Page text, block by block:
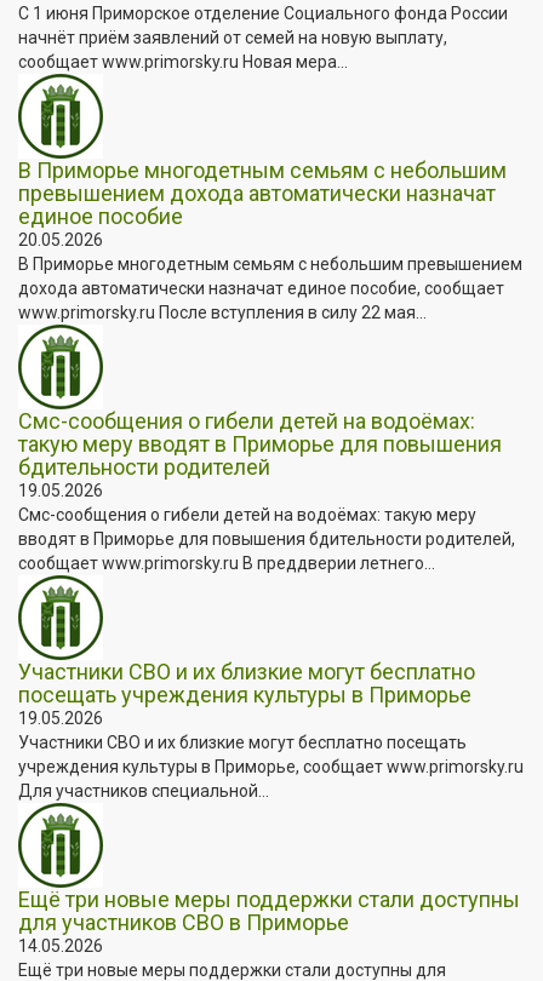
С 1 июня Приморское отделение Социального фонда России
начнёт приём заявлений от семей на новую выплату,
сообщает www.primorsky.ru Новая мера...
В Приморье многодетным семьям с небольшим
превышением дохода автоматически назначат
единое пособие
20.05.2026
В Приморье многодетным семьям с небольшим превышением
дохода автоматически назначат единое пособие, сообщает
www.primorsky.ru После вступления в силу 22 мая...
Смс-сообщения о гибели детей на водоёмах:
такую меру вводят в Приморье для повышения
бдительности родителей
19.05.2026
Смс-сообщения о гибели детей на водоёмах: такую меру
вводят в Приморье для повышения бдительности родителей,
сообщает www.primorsky.ru В преддверии летнего...
Участники СВО и их близкие могут бесплатно
посещать учреждения культуры в Приморье
19.05.2026
Участники СВО и их близкие могут бесплатно посещать
учреждения культуры в Приморье, сообщает www.primorsky.ru
Для участников специальной...
Ещё три новые меры поддержки стали доступны
для участников СВО в Приморье
14.05.2026
Ещё три новые меры поддержки стали доступны для